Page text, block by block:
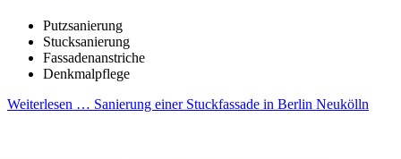
Putzsanierung
Stucksanierung
Fassadenanstriche
Denkmalpflege
Weiterlesen … Sanierung einer Stuckfassade in Berlin Neukölln